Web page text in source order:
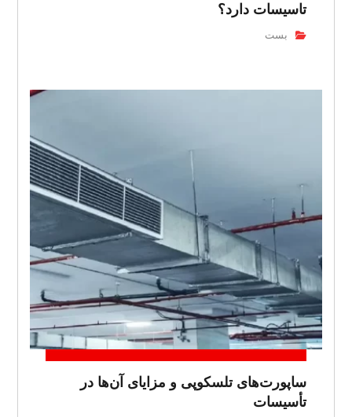
تاسیسات دارد؟
بست
ساپورت‌های تلسکوپی و مزایای آن‌ها در
تأسیسات